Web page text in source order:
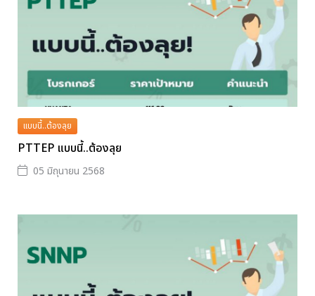
แบบนี้..ต้องลุย
PTTEP แบบนี้..ต้องลุย
05 มิถุนายน 2568